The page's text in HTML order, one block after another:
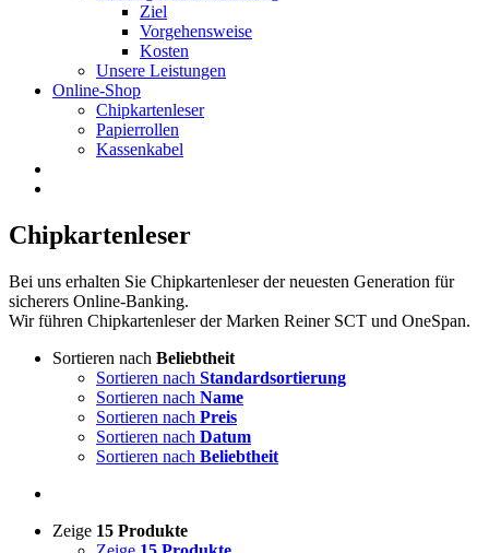
Ziel
Vorgehensweise
Kosten
Unsere Leistungen
Online-Shop
Chipkartenleser
Papierrollen
Kassenkabel
Chipkartenleser
Bei uns erhalten Sie Chipkartenleser der neuesten Generation für
sicherers Online-Banking.
Wir führen Chipkartenleser der Marken Reiner SCT und OneSpan.
Sortieren nach Beliebtheit
Sortieren nach Standardsortierung
Sortieren nach Name
Sortieren nach Preis
Sortieren nach Datum
Sortieren nach Beliebtheit
Zeige 15 Produkte